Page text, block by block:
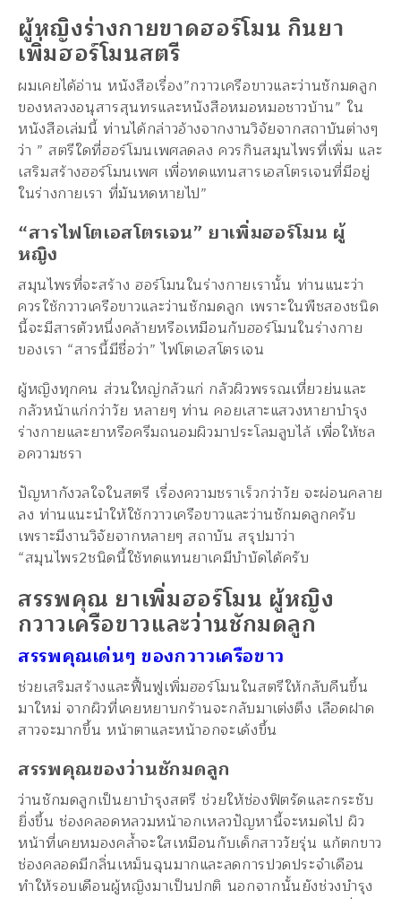
ผู้หญิงร่างกายขาดฮอร์โมน กินยา
เพิ่มฮอร์โมนสตรี
ผมเคยได้อ่าน หนังสือเรื่อง”กวาวเครือขาวและว่านชักมดลูก
ของหลวงอนุสารสุนทรและหนังสือหมอหมอชาวบ้าน” ใน
หนังสือเล่มนี้ ท่านได้กล่าวอ้างจากงานวิจัยจากสถาบันต่างๆ
ว่า ” สตรีใดที่ฮอร์โมนเพศลดลง ควรกินสมุนไพรที่เพิ่ม และ
เสริมสร้างฮอร์โมนเพศ เพื่อทดแทนสารเอสโตรเจนที่มีอยู่
ในร่างกายเรา ที่มันหดหายไป”
“สารไฟโตเอสโตรเจน” ยาเพิ่มฮอร์โมน ผู้
หญิง
สมุนไพรที่จะสร้าง ฮอร์โมนในร่างกายเรานั้น ท่านแนะว่า
ควรใช้กวาวเครือขาวและว่านชักมดลูก เพราะในพืชสองชนิด
นี้จะมีสารตัวหนึ่งคล้ายหรือเหมือนกับฮอร์โมนในร่างกาย
ของเรา “สารนี้มีชื่อว่า” ไฟโตเอสโตรเจน
ผู้หญิงทุกคน ส่วนใหญ่กลัวแก่ กลัวผิวพรรณเหี่ยวย่นและ
กลัวหน้าแก่กว่าวัย หลายๆ ท่าน คอยเสาะแสวงหายาบำรุง
ร่างกายและยาหรือครีมถนอมผิวมาประโลมลูบไล้ เพื่อให้ชล
อความชรา
ปัญหากังวลใจในสตรี เรื่องความชราเร็วกว่าวัย จะผ่อนคลาย
ลง ท่านแนะนำให้ใช้กวาวเครือขาวและว่านชักมดลูกครับ
เพราะมีงานวิจัยจากหลายๆ สถาบัน สรุปมาว่า
“สมุนไพร2ชนิดนี้ใช้ทดแทนยาเคมีบำบัดได้ครับ
สรรพคุณ ยาเพิ่มฮอร์โมน ผู้หญิง
กวาวเครือขาวและว่านชักมดลูก
สรรพคุณเด่นๆ ของกวาวเครือขาว
ช่วยเสริมสร้างและฟื้นฟูเพิ่มฮอร์โมนในสตรีให้กลับคืนขึ้น
มาใหม่ จากผิวที่เคยหยาบกร้านจะกลับมาเต่งตึง เลือดฝาด
สาวจะมากขึ้น หน้าตาและหน้าอกจะเด้งขึ้น
สรรพคุณของว่านชักมดลูก
ว่านชักมดลูกเป็นยาบำรุงสตรี ช่วยให้ช่องฟิตรัดและกระชับ
ยิ่งขึ้น ช่องคลอดหลวมหน้าอกเหลวปัญหานี้จะหมดไป ผิว
หน้าที่เคยหมองคล้ำจะใสเหมือนกับเด็กสาววัยรุ่น แก้ตกขาว
ช่องคลอดมีกลิ่นเหม็นฉุนมากและลดการปวดประจำเดือน
ทำให้รอบเดือนผู้หญิงมาเป็นปกติ นอกจากนั้นยังช่วงบำรุง